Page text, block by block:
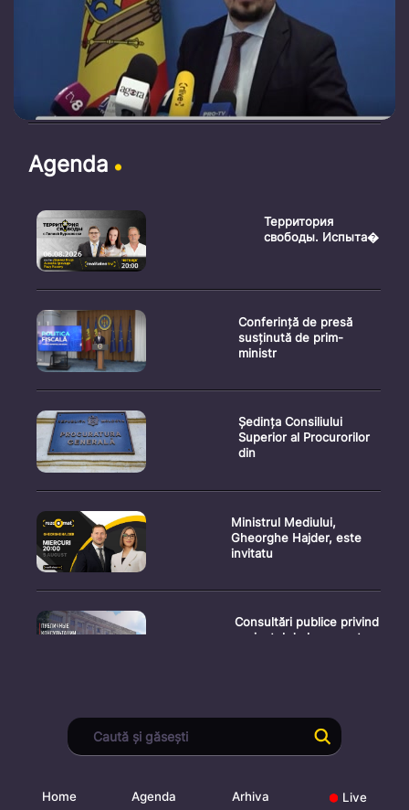
Agenda
Территория
свободы. Испыта�
Conferință de presă
susținută de prim-
ministr
Ședința Consiliului
Superior al Procurorilor
din
Ministrul Mediului,
Gheorghe Hajder, este
invitatu
Consultări publice privind
proiectul de lege pent
Consultarea Publică CP-
01, dedicată Studiilor de
Home Agenda Arhiva Live